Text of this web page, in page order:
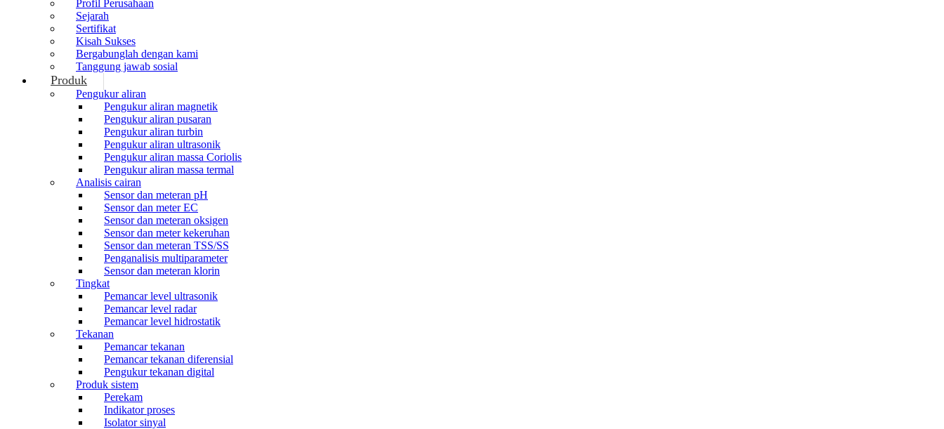
Profil Perusahaan
Sejarah
Sertifikat
Kisah Sukses
Bergabunglah dengan kami
Tanggung jawab sosial
Produk
Pengukur aliran
Pengukur aliran magnetik
Pengukur aliran pusaran
Pengukur aliran turbin
Pengukur aliran ultrasonik
Pengukur aliran massa Coriolis
Pengukur aliran massa termal
Analisis cairan
Sensor dan meteran pH
Sensor dan meter EC
Sensor dan meteran oksigen
Sensor dan meter kekeruhan
Sensor dan meteran TSS/SS
Penganalisis multiparameter
Sensor dan meteran klorin
Tingkat
Pemancar level ultrasonik
Pemancar level radar
Pemancar level hidrostatik
Tekanan
Pemancar tekanan
Pemancar tekanan diferensial
Pengukur tekanan digital
Produk sistem
Perekam
Indikator proses
Isolator sinyal